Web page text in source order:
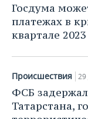
Госдума
платежах в
квартале
Происшествия 29
ФСБ
Татарстана,